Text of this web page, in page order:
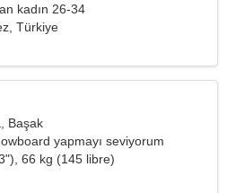
kadın 26-34
Türkiye
Başak
yapmayı seviyorum
66 kg (145 libre)